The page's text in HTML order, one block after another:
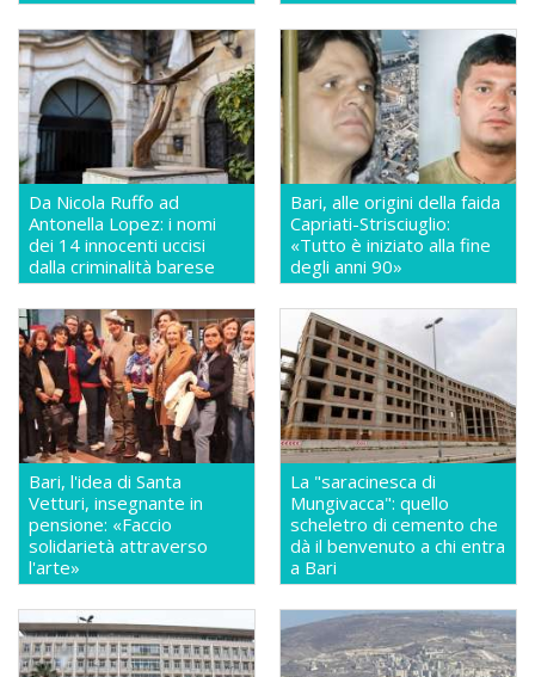
Da Nicola Ruffo ad
Antonella Lopez: i nomi
dei 14 innocenti uccisi
dalla criminalità barese
Bari, alle origini della faida
Capriati-Strisciuglio:
«Tutto è iniziato alla fine
degli anni 90»
Bari, l'idea di Santa
Vetturi, insegnante in
pensione: «Faccio
solidarietà attraverso
l'arte»
La "saracinesca di
Mungivacca": quello
scheletro di cemento che
dà il benvenuto a chi entra
a Bari